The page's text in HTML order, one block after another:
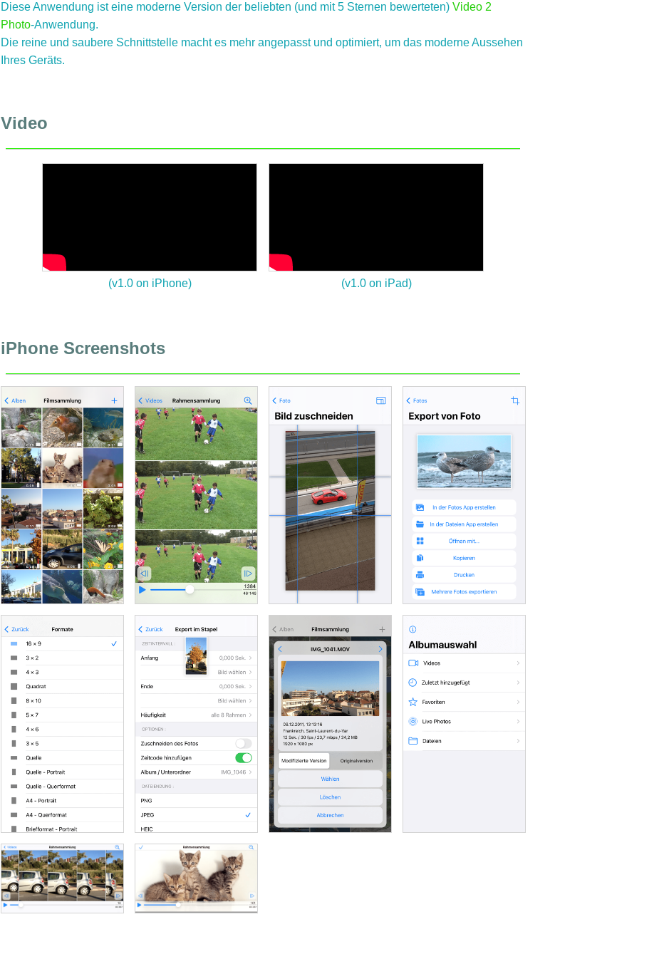
Diese Anwendung ist eine moderne Version der beliebten (und mit 5 Sternen bewerteten) Video 2
Photo-Anwendung.
Die reine und saubere Schnittstelle macht es mehr angepasst und optimiert, um das moderne Aussehen
Ihres Geräts.
Video
(v1.0 on iPhone) (v1.0 on iPad)
iPhone Screenshots